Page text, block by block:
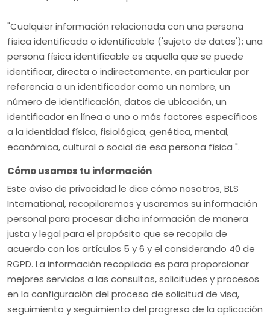
"Cualquier información relacionada con una persona
física identificada o identificable ('sujeto de datos'); una
persona física identificable es aquella que se puede
identificar, directa o indirectamente, en particular por
referencia a un identificador como un nombre, un
número de identificación, datos de ubicación, un
identificador en línea o uno o más factores específicos
a la identidad física, fisiológica, genética, mental,
económica, cultural o social de esa persona física ".
Cómo usamos tu información
Este aviso de privacidad le dice cómo nosotros, BLS
International, recopilaremos y usaremos su información
personal para procesar dicha información de manera
justa y legal para el propósito que se recopila de
acuerdo con los artículos 5 y 6 y el considerando 40 de
RGPD. La información recopilada es para proporcionar
mejores servicios a las consultas, solicitudes y procesos
en la configuración del proceso de solicitud de visa,
seguimiento y seguimiento del progreso de la aplicación